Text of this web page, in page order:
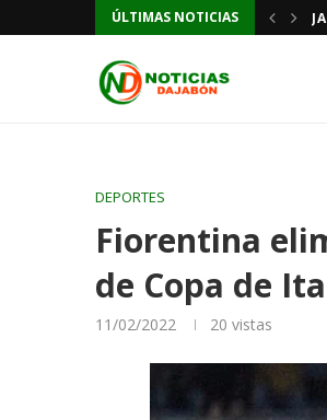
ÚLTIMAS NOTICIAS
DEPORTES
Fiorentina
de Copa de
11/02/2022 20 vistas